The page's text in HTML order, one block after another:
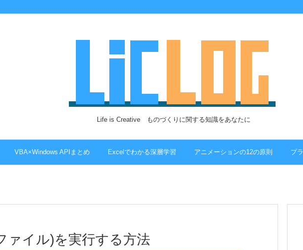
Life is Creative ものづくりに関する知識をあなたに
VBA×Windows APIまとめ Excelでわかる深層学習 アニメーションの12の原則 プ
ァイル)を実行する方法